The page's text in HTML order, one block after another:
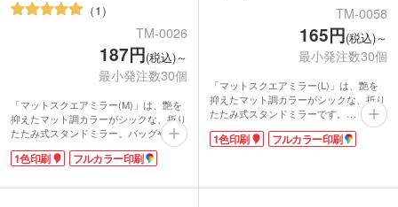
1
TM-0026
187円(税込)～
最小発注数30個
「マットスクエアミラー(M)」は、艶を
抑えたマット調カラーがシックな、折り
たたみ式スタンドミラー。バッグやウエ
ストポーチにも収まるお手頃サイズで
す。落ち着いたモノトーンは、男子のデ
1色印刷 フルカラー印刷
TM-0058
165円(税込)～
最小発注数30個
「マットスクエアミラー(L)」は、艶を
抑えたマット調カラーがシックな、折り
たたみ式スタンドミラーです。
お風呂上がりにTVを見ながらスキンケ
アをしたい時、時間をかけてしっかりメ
1色印刷 フルカラー印刷